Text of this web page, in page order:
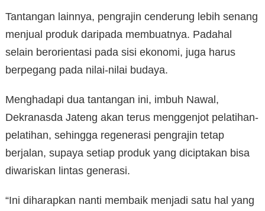
Tantangan lainnya, pengrajin cenderung lebih senang
menjual produk daripada membuatnya. Padahal
selain berorientasi pada sisi ekonomi, juga harus
berpegang pada nilai-nilai budaya.
Menghadapi dua tantangan ini, imbuh Nawal,
Dekranasda Jateng akan terus menggenjot pelatihan-
pelatihan, sehingga regenerasi pengrajin tetap
berjalan, supaya setiap produk yang diciptakan bisa
diwariskan lintas generasi.
“Ini diharapkan nanti membaik menjadi satu hal yang